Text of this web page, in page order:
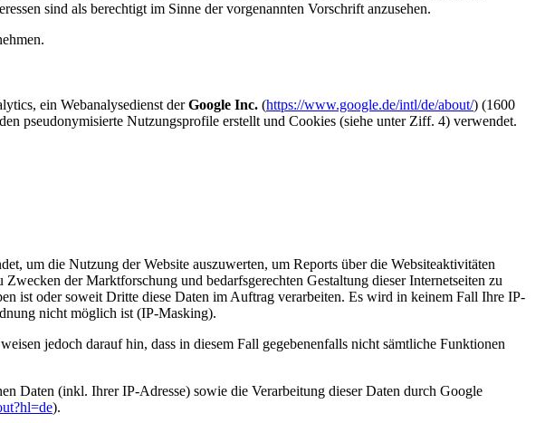
sind als berechtigt im Sinne der vorgenannten Vorschrift anzusehen.
ein Webanalysedienst derGoogle Inc. (https://www.google.de/intl/de/about/) (1600
pseudonymisierte Nutzungsprofile erstellt und Cookies (siehe unter Ziff. 4) verwendet.
um die Nutzung der Website auszuwerten, um Reports über die Websiteaktivitäten
der Marktforschung und bedarfsgerechten Gestaltung dieser Internetseiten zu
ist oder soweit Dritte diese Daten im Auftrag verarbeiten. Es wird in keinem Fall Ihre IP-
nicht möglich ist (IP-Masking).
jedoch darauf hin, dass in diesem Fall gegebenenfalls nicht sämtliche Funktionen
Daten (inkl. Ihrer IP-Adresse) sowie die Verarbeitung dieser Daten durch Google
).